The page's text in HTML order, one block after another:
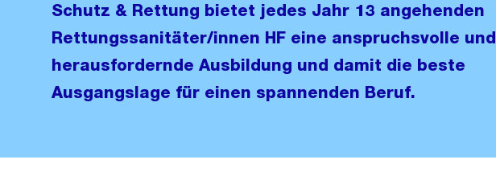
Schutz & Rettung bietet jedes Jahr 13 angehenden
Rettungssanitäter/innen HF eine anspruchsvolle und
herausfordernde Ausbildung und damit die beste
Ausgangslage für einen spannenden Beruf.